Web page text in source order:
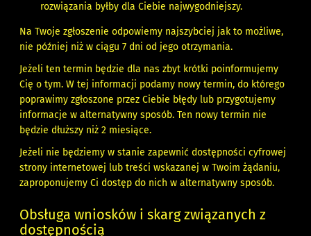
rozwiązania byłby dla Ciebie najwygodniejszy.
Na Twoje zgłoszenie odpowiemy najszybciej jak to możliwe,
nie później niż w ciągu 7 dni od jego otrzymania.
Jeżeli ten termin będzie dla nas zbyt krótki poinformujemy
Cię o tym. W tej informacji podamy nowy termin, do którego
poprawimy zgłoszone przez Ciebie błędy lub przygotujemy
informacje w alternatywny sposób. Ten nowy termin nie
będzie dłuższy niż 2 miesiące.
Jeżeli nie będziemy w stanie zapewnić dostępności cyfrowej
strony internetowej lub treści wskazanej w Twoim żądaniu,
zaproponujemy Ci dostęp do nich w alternatywny sposób.
Obsługa wniosków i skarg związanych z
dostępnością